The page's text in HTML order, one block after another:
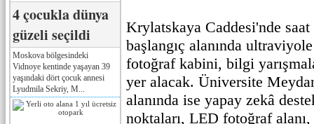
4 çocukla dünya
güzeli seçildi
Moskova bölgesindeki
Vidnoye kentinde yaşayan 39
yaşındaki dört çocuk annesi
Lyudmila Sekriy, M...
Krylatskaya Caddesi'nde saat
başlangıç alanında
fotoğraf kabini, bilgi
yer alacak. Üniversite
alanında ise yapay zekâ
noktaları, LED fotoğraf alanı,